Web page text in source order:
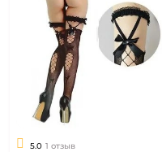
5.0 1 отзыв